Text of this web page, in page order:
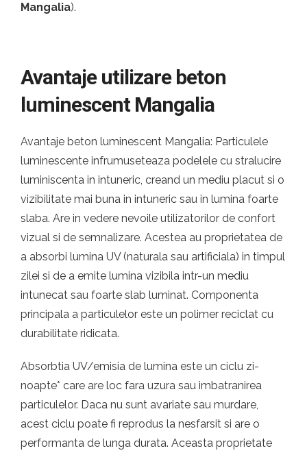
Mangalia).
Avantaje utilizare beton
luminescent Mangalia
Avantaje beton luminescent Mangalia: Particulele
luminescente infrumuseteaza podelele cu stralucire
luminiscenta in intuneric, creand un mediu placut si o
vizibilitate mai buna in intuneric sau in lumina foarte
slaba. Are in vedere nevoile utilizatorilor de confort
vizual si de semnalizare. Acestea au proprietatea de
a absorbi lumina UV (naturala sau artificiala) in timpul
zilei si de a emite lumina vizibila intr-un mediu
intunecat sau foarte slab luminat. Componenta
principala a particulelor este un polimer reciclat cu
durabilitate ridicata.
Absorbtia UV/emisia de lumina este un ciclu zi-
noapte* care are loc fara uzura sau imbatranirea
particulelor. Daca nu sunt avariate sau murdare,
acest ciclu poate fi reprodus la nesfarsit si are o
performanta de lunga durata. Aceasta proprietate